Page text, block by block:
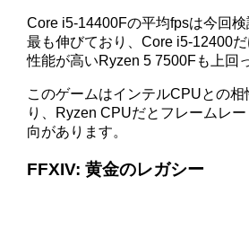
Core i5-14400Fの平均fpsは今回
最も伸びており、Core i5-12400
性能が高いRyzen 5 7500Fも上回
このゲームはインテルCPUとの
り、Ryzen CPUだとフレームレ
向があります。
FFXIV: 黄金のレガシー